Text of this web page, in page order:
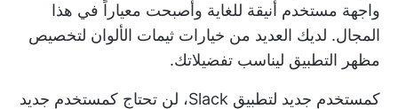
واجهة مستخدم أنيقة للغاية وأصبحت معياراً في هذا
المجال. لديك العديد من خيارات ثيمات الألوان لتخصيص
مظهر التطبيق ليناسب تفضيلاتك.
كمستخدم جديد لتطبيق Slack، لن تحتاج كمستخدم جديد